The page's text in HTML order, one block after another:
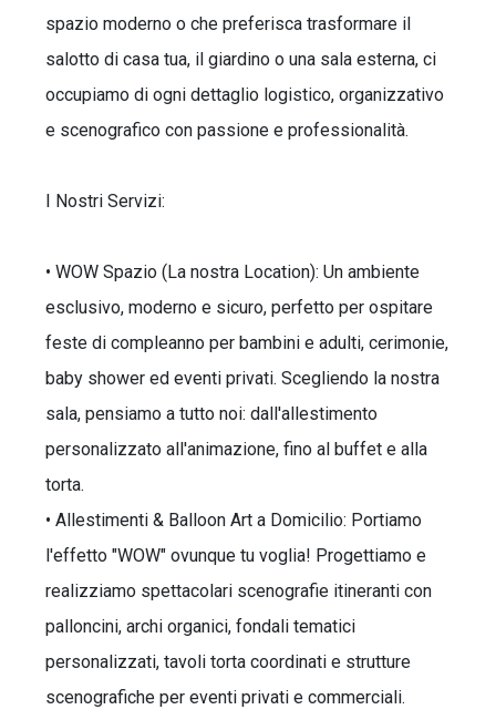
spazio moderno o che preferisca trasformare il
salotto di casa tua, il giardino o una sala esterna, ci
occupiamo di ogni dettaglio logistico, organizzativo
e scenografico con passione e professionalità.
I Nostri Servizi:
• WOW Spazio (La nostra Location): Un ambiente
esclusivo, moderno e sicuro, perfetto per ospitare
feste di compleanno per bambini e adulti, cerimonie,
baby shower ed eventi privati. Scegliendo la nostra
sala, pensiamo a tutto noi: dall'allestimento
personalizzato all'animazione, fino al buffet e alla
torta.
• Allestimenti & Balloon Art a Domicilio: Portiamo
l'effetto "WOW" ovunque tu voglia! Progettiamo e
realizziamo spettacolari scenografie itineranti con
palloncini, archi organici, fondali tematici
personalizzati, tavoli torta coordinati e strutture
scenografiche per eventi privati e commerciali.